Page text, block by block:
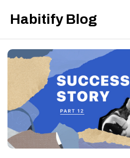
Habitify Blog